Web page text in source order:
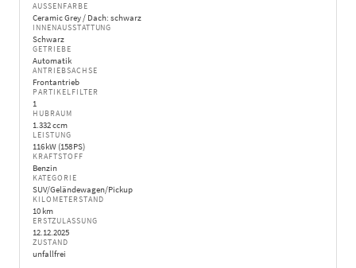
AUSSENFARBE
Ceramic Grey / Dach: schwarz
INNENAUSSTATTUNG
Schwarz
GETRIEBE
Automatik
ANTRIEBSACHSE
Frontantrieb
PARTIKELFILTER
1
HUBRAUM
1.332 ccm
LEISTUNG
116 kW (158 PS)
KRAFTSTOFF
Benzin
KATEGORIE
SUV/Geländewagen/Pickup
KILOMETERSTAND
10 km
ERSTZULASSUNG
12.12.2025
ZUSTAND
unfallfrei